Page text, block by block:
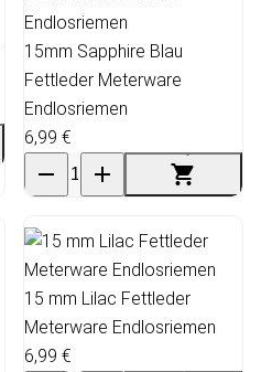
15mm Sapphire Blau
Fettleder Meterware
Endlosriemen
6,99 €
15 mm Lilac Fettleder
Meterware Endlosriemen
6,99 €